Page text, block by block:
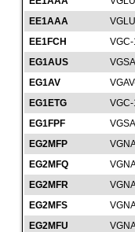
EE1AAA
EE1FCH
EG1AUS
EG1AV
EG1ETG
EG1FPF
EG2MFP
EG2MFQ
EG2MFR
EG2MFS
EG2MFU